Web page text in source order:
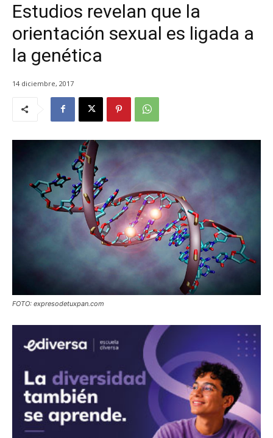
Estudios revelan que la
orientación sexual es ligada a
la genética
14 diciembre, 2017
FOTO: expresodetuxpan.com